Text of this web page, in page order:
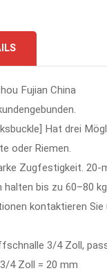
Fujian China
Hat drei
oder Riemen.
Zugfestigkeit. 20-
bis zu 60–80
kontaktieren Sie
3/4 Zoll,
4 Zoll = 20 mm